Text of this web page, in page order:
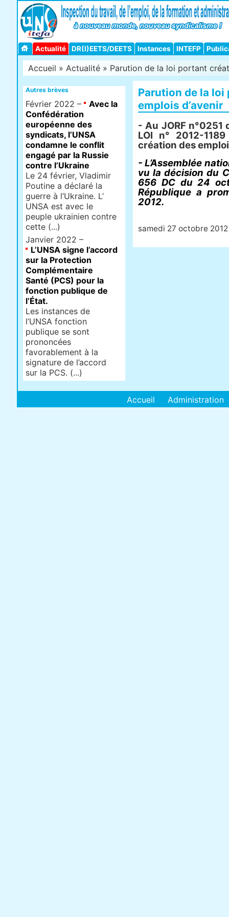
Actualité DR(I)EETS/DEETS Instances INTEFP
Accueil » Actualité » Parution de la loi portant
Parution de la
emplois d’avenir
- Au JORF
LOI n° 2012-
création des
- L’Assemblée
vu la décision du
656 DC du 24
République a
2012.
samedi 27 octobre 2012
Autres brèves
Février 2022 –
Avec la
Confédération
européenne des
syndicats, l’UNSA
condamne le conflit
engagé par la Russie
contre l’Ukraine
Le 24 février, Vladimir
Poutine a déclaré la
guerre à l’Ukraine. L’
UNSA est avec le
peuple ukrainien contre
cette (...)
Janvier 2022 –
L’UNSA signe l’accord
sur la Protection
Complémentaire
Santé (PCS) pour la
fonction publique de
l’État.
Les instances de
l’UNSA fonction
publique se sont
prononcées
favorablement à la
signature de l’accord
sur la PCS. (...)
Accueil Administration